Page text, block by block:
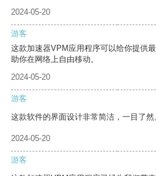
2024-05-20
游客
这款加速器VPM应用程序可以给你提供
助你在网络上自由移动。
2024-05-20
游客
这款软件的界面设计非常简洁，一目了然
2024-05-20
游客